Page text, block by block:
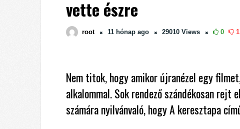
vette észre
root 11 hónap ago 29010 Views 0 1
Nem titok, hogy amikor újranézel egy
alkalommal. Sok rendező szándékosan rejt
számára nyilvánvaló, hogy A keresztapa